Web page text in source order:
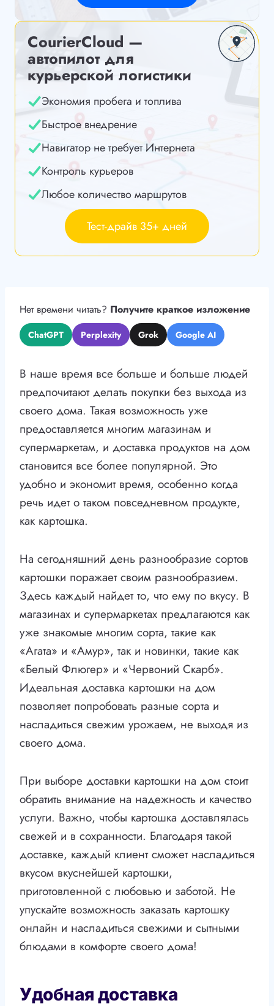
CourierCloud —
автопилот для
курьерской логистики
Экономия пробега и топлива
Быстрое внедрение
Навигатор не требует Интернета
Контроль курьеров
Любое количество маршрутов
Тест-драйв 35+ дней
Нет времени читать? Получите краткое изложение
ChatGPT Perplexity Grok Google AI
В наше время все больше и больше людей
предпочитают делать покупки без выхода из
своего дома. Такая возможность уже
предоставляется многим магазинам и
супермаркетам, и доставка продуктов на дом
становится все более популярной. Это
удобно и экономит время, особенно когда
речь идет о таком повседневном продукте,
как картошка.
На сегодняшний день разнообразие сортов
картошки поражает своим разнообразием.
Здесь каждый найдет то, что ему по вкусу. В
магазинах и супермаркетах предлагаются как
уже знакомые многим сорта, такие как
«Агата» и «Амур», так и новинки, такие как
«Белый Флюгер» и «Червоний Скарб».
Идеальная доставка картошки на дом
позволяет попробовать разные сорта и
насладиться свежим урожаем, не выходя из
своего дома.
При выборе доставки картошки на дом стоит
обратить внимание на надежность и качество
услуги. Важно, чтобы картошка доставлялась
свежей и в сохранности. Благодаря такой
доставке, каждый клиент сможет насладиться
вкусом вкуснейшей картошки,
приготовленной с любовью и заботой. Не
упускайте возможность заказать картошку
онлайн и насладиться свежими и сытными
блюдами в комфорте своего дома!
Удобная доставка